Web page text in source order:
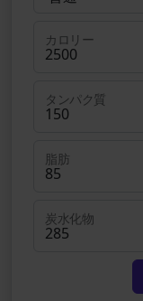
カロリー
タンパク質
脂肪
炭水化物